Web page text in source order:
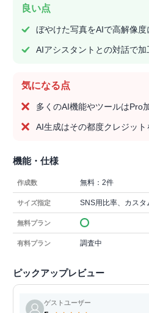
良い点
ぼやけた写真をAIで高解像度
AIアシスタントとの対話で加
気になる点
多くのAI機能やツールはPro
AI生成はその都度クレジット
機能・仕様
作成数 無料：2件
サイズ指定 SNS用比率、カスタ
無料プラン
有料プラン 調査中
ピックアップレビュー
ゲストユーザー